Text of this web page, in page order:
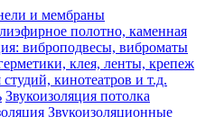
и мембраны
полотно, каменная
виброподвесы, виброматы
клея, ленты, крепеж
кинотеатров и т.д.
Звукоизоляция потолка
Звукоизоляционные